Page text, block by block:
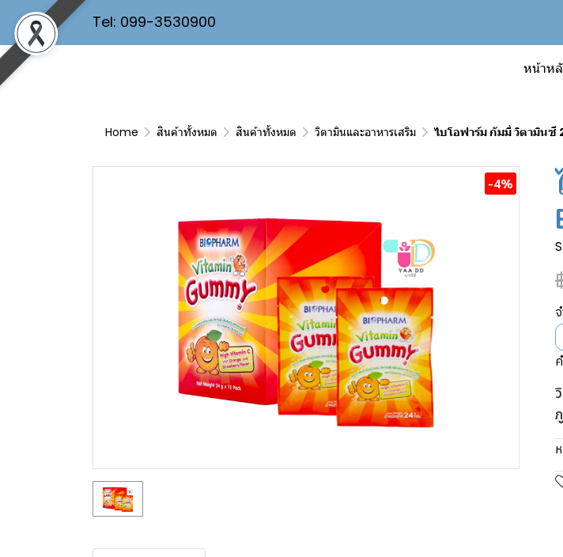
Tel: 099-3530900
หน้าห
Home สินค้าทั้งหมด สินค้าทั้งหมด วิตามินและอาหารเสริม ไบโอฟาร์ม กัมมี่ วิตามินซี
-4%